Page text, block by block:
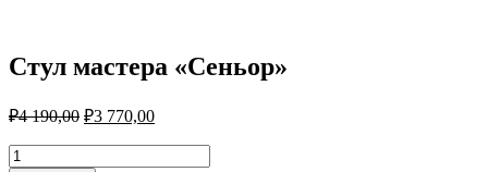
Стул мастера «Сеньор»
₽4 190,00 ₽3 770,00
Стул